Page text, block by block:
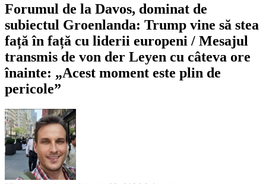
Forumul de la Davos, dominat de
subiectul Groenlanda: Trump vine să stea
față în față cu liderii europeni / Mesajul
transmis de von der Leyen cu câteva ore
înainte: „Acest moment este plin de
pericole”